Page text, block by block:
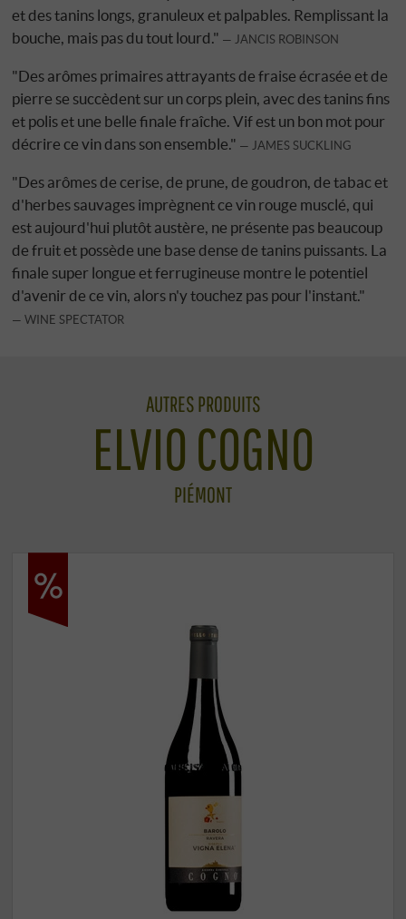
et des tanins longs, granuleux et palpables. Remplissant la
bouche, mais pas du tout lourd."
JANCIS ROBINSON
"Des arômes primaires attrayants de fraise écrasée et de
pierre se succèdent sur un corps plein, avec des tanins fins
et polis et une belle finale fraîche. Vif est un bon mot pour
décrire ce vin dans son ensemble."
JAMES SUCKLING
"Des arômes de cerise, de prune, de goudron, de tabac et
d'herbes sauvages imprègnent ce vin rouge musclé, qui
est aujourd'hui plutôt austère, ne présente pas beaucoup
de fruit et possède une base dense de tanins puissants. La
finale super longue et ferrugineuse montre le potentiel
d'avenir de ce vin, alors n'y touchez pas pour l'instant."
WINE SPECTATOR
AUTRES PRODUITS
ELVIO COGNO
PIÉMONT